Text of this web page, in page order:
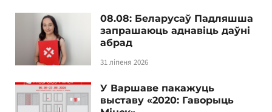
08.08: Беларусаў Падляшша
запрашаюць аднавіць даўні
абрад
31 ліпеня 2026
У Варшаве пакажуць
выставу «2020: Гаворыць